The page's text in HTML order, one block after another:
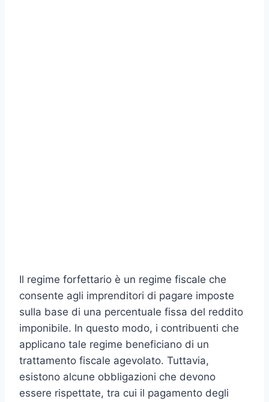
Il regime forfettario è un regime fiscale che
consente agli imprenditori di pagare imposte
sulla base di una percentuale fissa del reddito
imponibile. In questo modo, i contribuenti che
applicano tale regime beneficiano di un
trattamento fiscale agevolato. Tuttavia,
esistono alcune obbligazioni che devono
essere rispettate, tra cui il pagamento degli